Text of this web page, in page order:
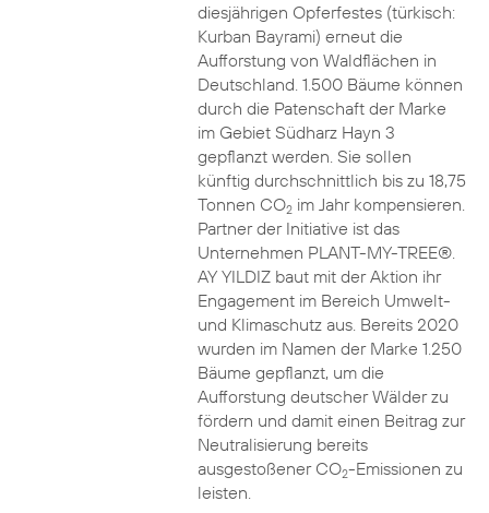
diesjährigen Opferfestes (türkisch:
Kurban Bayrami) erneut die
Aufforstung von Waldflächen in
Deutschland. 1.500 Bäume können
durch die Patenschaft der Marke
im Gebiet Südharz Hayn 3
gepflanzt werden. Sie sollen
künftig durchschnittlich bis zu 18,75
Tonnen CO2im Jahr kompensieren.
Partner der Initiative ist das
Unternehmen PLANT-MY-TREE®.
AY YILDIZ baut mit der Aktion ihr
Engagement im Bereich Umwelt-
und Klimaschutz aus. Bereits 2020
wurden im Namen der Marke 1.250
Bäume gepflanzt, um die
Aufforstung deutscher Wälder zu
fördern und damit einen Beitrag zur
Neutralisierung bereits
ausgestoßener CO2-Emissionen zu
leisten.